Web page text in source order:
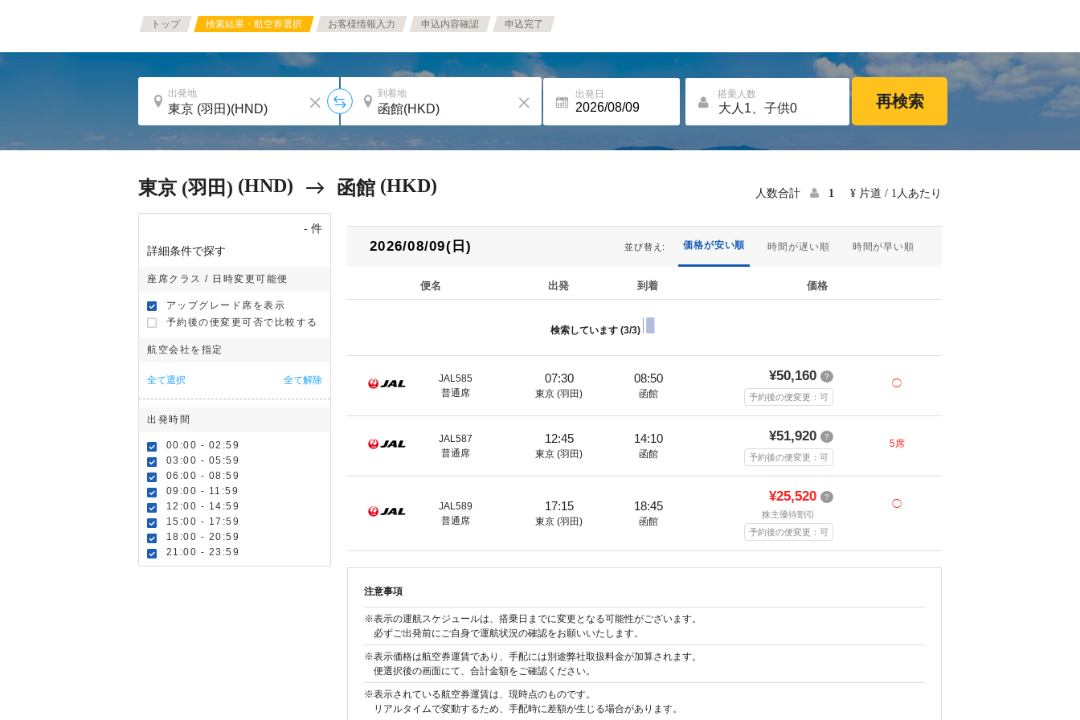
トップ 検索結果・航空券選択 お客様情報入力 申込内容確認 申込完了
出発地 到着地 出発日 搭乗人数 再検索
東京 (羽田) (HND) 函館 (HKD) 人数合計 1 ¥ 片道 / 1人あたり
詳細条件で探す
- 件
座席クラス / 日時変更可能便
アップグレード席を表示
予約後の便変更可否で比較する
航空会社を指定
全て選択 全て解除
出発時間
00:00 - 02:59
03:00 - 05:59
06:00 - 08:59
09:00 - 11:59
12:00 - 14:59
15:00 - 17:59
18:00 - 20:59
21:00 - 23:59
2026/08/09(日) 並び替え: 価格が安い順 時間が遅い順 時間が早い順
便名 出発 到着 価格
検索しています (3/3)
JAL585
普通席
07:30
東京 (羽田)
08:50
函館
¥50,160 ?
予約後の便変更：可
◯
JAL587
普通席
12:45
東京 (羽田)
14:10
函館
¥51,920 ?
予約後の便変更：可
5席
JAL589
普通席
17:15
東京 (羽田)
18:45
函館
¥25,520 ?
株主優待割引
予約後の便変更：可
◯
注意事項
※表示の運航スケジュールは、搭乗日までに変更となる可能性がございます。
必ずご出発前にご自身で運航状況の確認をお願いいたします。
※表示価格は航空券運賃であり、手配には別途弊社取扱料金が加算されます。
便選択後の画面にて、合計金額をご確認ください。
※表示されている航空券運賃は、現時点のものです。
リアルタイムで変動するため、手配時に差額が生じる場合があります。